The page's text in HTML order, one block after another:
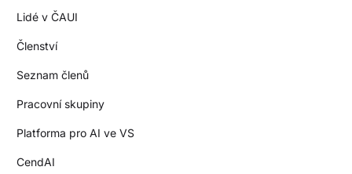
Lidé v ČAUI
Členství
Seznam členů
Pracovní skupiny
Platforma pro AI ve VS
CendAI